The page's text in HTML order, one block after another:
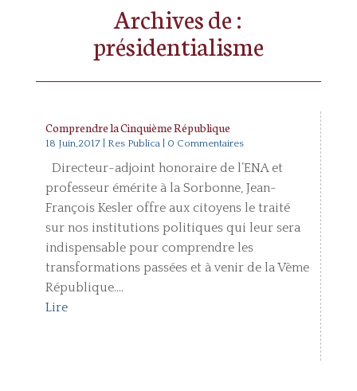
Archives de :
présidentialisme
Comprendre la Cinquième République
18 Juin,2017| Res Publica| 0 Commentaires
Directeur-adjoint honoraire de l’ENA et
professeur émérite à la Sorbonne, Jean-
François Kesler offre aux citoyens le traité
sur nos institutions politiques qui leur sera
indispensable pour comprendre les
transformations passées et à venir de la Vème
République....
Lire